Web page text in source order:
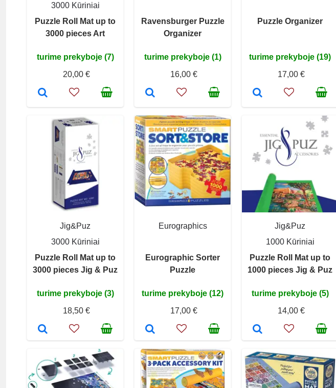
3000 Kūriniai
Puzzle Roll Mat up to
3000 pieces Art
turime prekyboje (7)
20,00 €
Ravensburger Puzzle
Organizer
turime prekyboje (1)
16,00 €
Puzzle Organizer
turime prekyboje (19)
17,00 €
Jig&Puz
3000 Kūriniai
Puzzle Roll Mat up to
3000 pieces Jig & Puz
turime prekyboje (3)
18,50 €
Eurographics
Eurographic Sorter
Puzzle
turime prekyboje (12)
17,00 €
Jig&Puz
1000 Kūriniai
Puzzle Roll Mat up to
1000 pieces Jig & Puz
turime prekyboje (5)
14,00 €